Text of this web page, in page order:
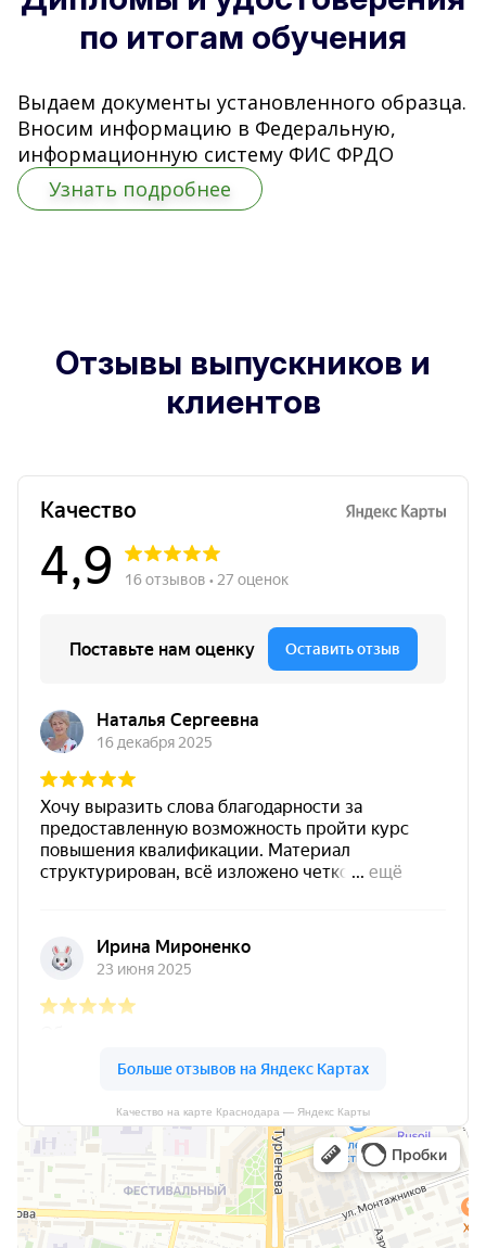
по итогам обучения
Выдаем документы установленного образца.
Вносим информацию в Федеральную,
информационную систему ФИС ФРДО
Узнать подробнее
Отзывы выпускников и
клиентов
Качество на карте Краснодара — Яндекс Карты